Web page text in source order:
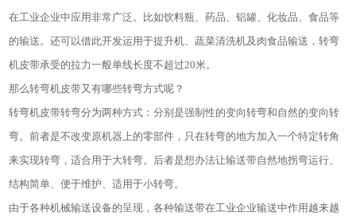
在工业企业中应用非常广泛。比如饮料瓶、药品、铝罐、化妆品、食品等
的输送。还可以借此开发运用于提升机、蔬菜清洗机及肉食品输送，转弯
机皮带承受的拉力一般单线长度不超过20米。
那么转弯机皮带又有哪些转弯方式呢？
转弯机皮带转弯分为两种方式：分别是强制性的变向转弯和自然的变向转
弯。前者是不改变原机器上的零部件，只在转弯的地方加入一个特定转角
来实现转弯，适合用于大转弯。后者是想办法让输送带自然地拐弯运行、
结构简单、便于维护、适用于小转弯。
由于各种机械输送设备的呈现，各种输送带在工业企业输送中作用越来越